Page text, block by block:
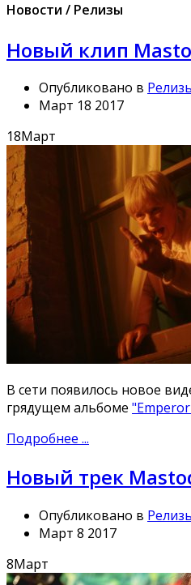
Новости / Релизы
Новый клип
Опубликовано в
Март 18 2017
18Март
В сети появилось новое
грядущем альбоме
Подробнее ...
Новый трек
Опубликовано в
Март 8 2017
8Март